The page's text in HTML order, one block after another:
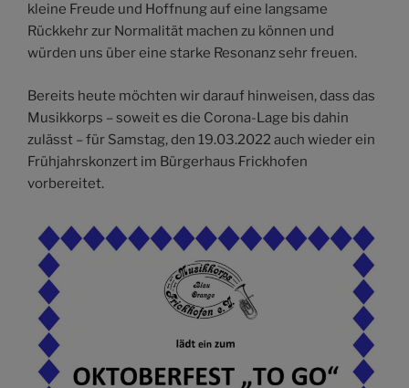
kleine Freude und Hoffnung auf eine langsame
Rückkehr zur Normalität machen zu können und
würden uns über eine starke Resonanz sehr freuen.
Bereits heute möchten wir darauf hinweisen, dass das
Musikkorps – soweit es die Corona-Lage bis dahin
zulässt – für Samstag, den 19.03.2022 auch wieder ein
Frühjahrskonzert im Bürgerhaus Frickhofen
vorbereitet.